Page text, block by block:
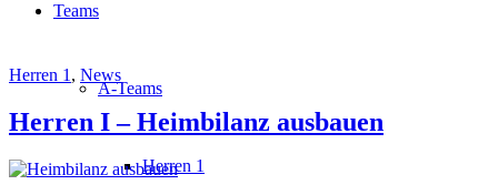
Teams
A-Teams
Herren 1
Herren 1 , News
Herren I – Heimbilanz ausbauen